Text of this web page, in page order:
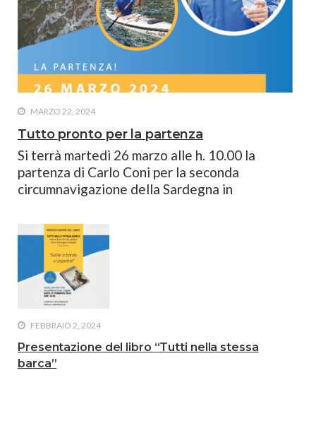
MARZO 22, 2024
Tutto pronto per la partenza
Si terrà martedì 26 marzo alle h. 10.00 la
partenza di Carlo Coni per la seconda
circumnavigazione della Sardegna in
FEBBRAIO 2, 2024
Presentazione del libro “Tutti nella stessa
barca”